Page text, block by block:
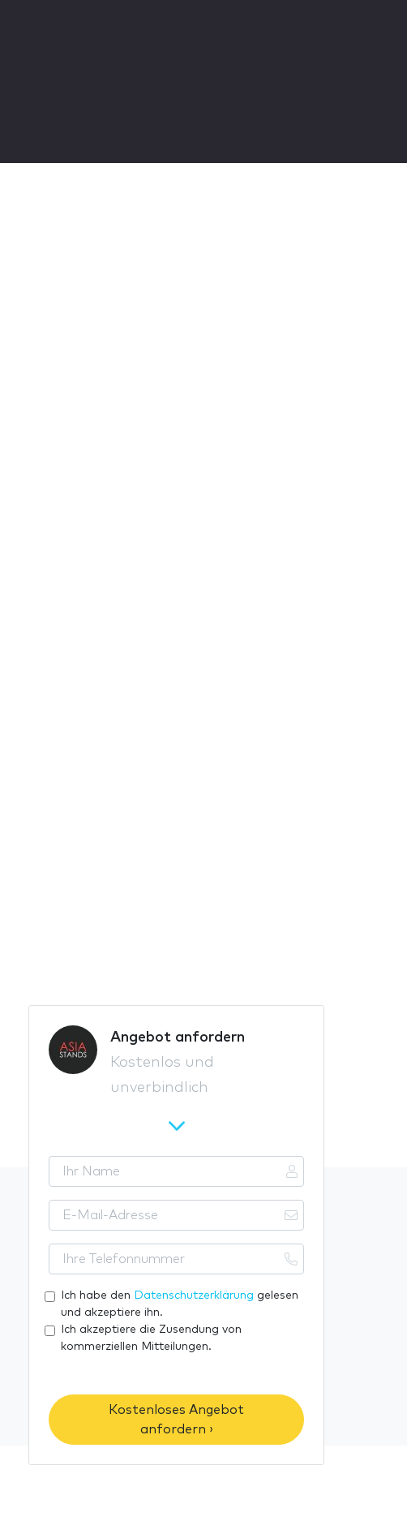
Angebot anfordern
Kostenlos und
unverbindlich
h
r
a
-
M
l
-
e
s
e
h
r
T
f
o
n
Ich habe den Datenschutzerklärung gelesen
und akzeptiere ihn.
Ich akzeptiere die Zusendung von
kommerziellen Mitteilungen.
Kostenloses Angebot
anfordern ›